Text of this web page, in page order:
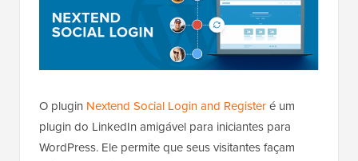
O plugin Nextend Social Login and Registeré um
plugin do LinkedIn amigável para iniciantes para
WordPress. Ele permite que seus visitantes façam